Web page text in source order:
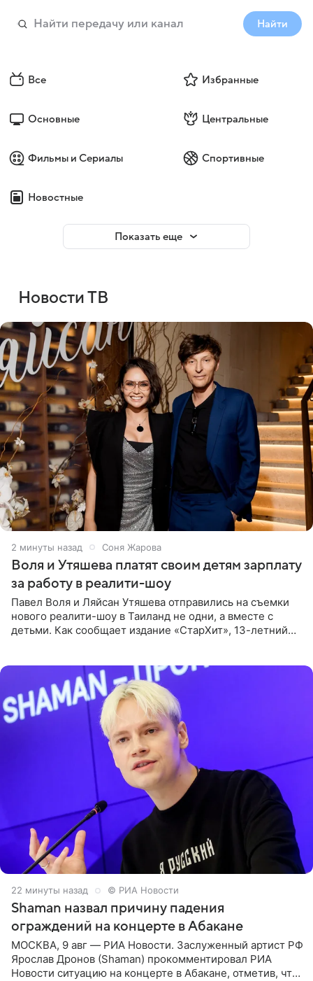
Найти
Все Избранные
Основные Центральные
Фильмы и Сериалы Спортивные
Новостные
Показать еще
Новости ТВ
2 минуты назад Соня Жарова
Воля и Утяшева платят своим детям зарплату
за работу в реалити-шоу
Павел Воля и Ляйсан Утяшева отправились на съемки
нового реалити-шоу в Таиланд не одни, а вместе с
детьми. Как сообщает издание «СтарХит», 13-летний
22 минуты назад © РИА Новости
Shaman назвал причину падения
ограждений на концерте в Абакане
МОСКВА, 9 авг — РИА Новости. Заслуженный артист РФ
Ярослав Дронов (Shaman) прокомментировал РИА
Новости ситуацию на концерте в Абакане, отметив, что